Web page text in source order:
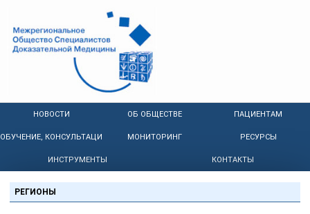
НОВОСТИ ОБ ОБЩЕСТВЕ ПАЦИЕНТАМ
ОБУЧЕНИЕ, КОНСУЛЬТАЦИИ МОНИТОРИНГ РЕСУРСЫ
ИНСТРУМЕНТЫ КОНТАКТЫ
РЕГИОНЫ